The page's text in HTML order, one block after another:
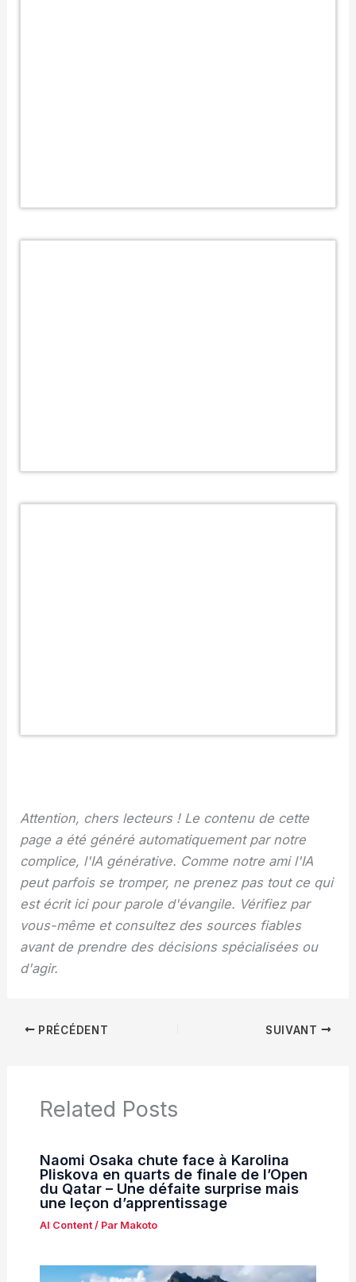
Attention, chers lecteurs ! Le contenu de cette
page a été généré automatiquement par notre
complice, l'IA générative. Comme notre ami l'IA
peut parfois se tromper, ne prenez pas tout ce qui
est écrit ici pour parole d'évangile. Vérifiez par
vous-même et consultez des sources fiables
avant de prendre des décisions spécialisées ou
d'agir.
PRÉCÉDENT SUIVANT
Related Posts
Naomi Osaka chute face à Karolina
Pliskova en quarts de finale de l’Open
du Qatar – Une défaite surprise mais
une leçon d’apprentissage
AI Content/ Par Makoto